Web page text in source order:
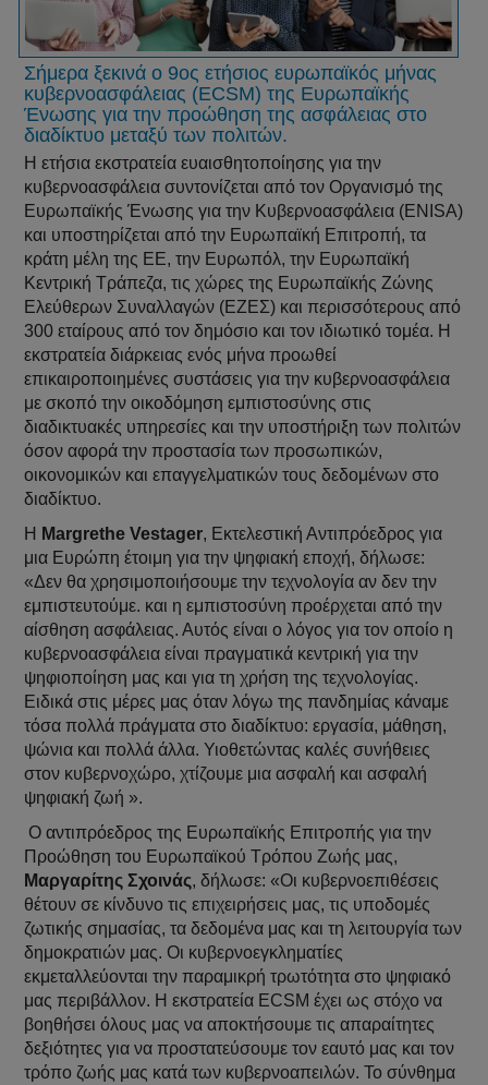
Σήμερα ξεκινά ο 9ος ετήσιος ευρωπαϊκός μήνας
κυβερνοασφάλειας (ECSM) της Ευρωπαϊκής
Ένωσης για την προώθηση της ασφάλειας στο
διαδίκτυο μεταξύ των πολιτών.
Η ετήσια εκστρατεία ευαισθητοποίησης για την
κυβερνοασφάλεια συντονίζεται από τον Οργανισμό της
Ευρωπαϊκής Ένωσης για την Κυβερνοασφάλεια (ENISA)
και υποστηρίζεται από την Ευρωπαϊκή Επιτροπή, τα
κράτη μέλη της ΕΕ, την Ευρωπόλ, την Ευρωπαϊκή
Κεντρική Τράπεζα, τις χώρες της Ευρωπαϊκής Ζώνης
Ελεύθερων Συναλλαγών (ΕΖΕΣ) και περισσότερους από
300 εταίρους από τον δημόσιο και τον ιδιωτικό τομέα. Η
εκστρατεία διάρκειας ενός μήνα προωθεί
επικαιροποιημένες συστάσεις για την κυβερνοασφάλεια
με σκοπό την οικοδόμηση εμπιστοσύνης στις
διαδικτυακές υπηρεσίες και την υποστήριξη των πολιτών
όσον αφορά την προστασία των προσωπικών,
οικονομικών και επαγγελματικών τους δεδομένων στο
διαδίκτυο.
Η Margrethe Vestager, Εκτελεστική Αντιπρόεδρος για
μια Ευρώπη έτοιμη για την ψηφιακή εποχή, δήλωσε:
«Δεν θα χρησιμοποιήσουμε την τεχνολογία αν δεν την
εμπιστευτούμε. και η εμπιστοσύνη προέρχεται από την
αίσθηση ασφάλειας. Αυτός είναι ο λόγος για τον οποίο η
κυβερνοασφάλεια είναι πραγματικά κεντρική για την
ψηφιοποίηση μας και για τη χρήση της τεχνολογίας.
Ειδικά στις μέρες μας όταν λόγω της πανδημίας κάναμε
τόσα πολλά πράγματα στο διαδίκτυο: εργασία, μάθηση,
ψώνια και πολλά άλλα. Υιοθετώντας καλές συνήθειες
στον κυβερνοχώρο, χτίζουμε μια ασφαλή και ασφαλή
ψηφιακή ζωή ».
Ο αντιπρόεδρος της Ευρωπαϊκής Επιτροπής για την
Προώθηση του Ευρωπαϊκού Τρόπου Ζωής μας,
Μαργαρίτης Σχοινάς, δήλωσε: «Οι κυβερνοεπιθέσεις
θέτουν σε κίνδυνο τις επιχειρήσεις μας, τις υποδομές
ζωτικής σημασίας, τα δεδομένα μας και τη λειτουργία των
δημοκρατιών μας. Οι κυβερνοεγκληματίες
εκμεταλλεύονται την παραμικρή τρωτότητα στο ψηφιακό
μας περιβάλλον. Η εκστρατεία ECSM έχει ως στόχο να
βοηθήσει όλους μας να αποκτήσουμε τις απαραίτητες
δεξιότητες για να προστατεύσουμε τον εαυτό μας και τον
τρόπο ζωής μας κατά των κυβερνοαπειλών. Το σύνθημα